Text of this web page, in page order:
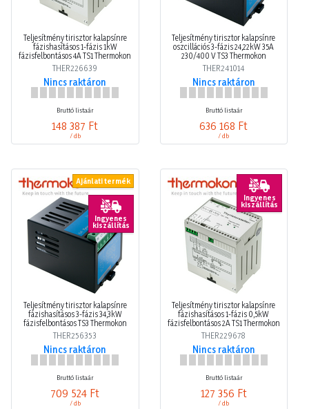
Teljesítmény tirisztor kalapsínre
fázishasításos 1-fázis 1kW
fázisfelbontásos 4A TS1 Thermokon
THER226639
Nincs raktáron
Bruttó listaár
148 387 Ft
/ db
Teljesítmény tirisztor kalapsínre
oszcillációs 3-fázis 24,22kW 35A
230/400 V TS3 Thermokon
THER241014
Nincs raktáron
Bruttó listaár
636 168 Ft
/ db
Ajánlati termék
Ingyenes
kiszállítás
Teljesítmény tirisztor kalapsínre
fázishasításos 3-fázis 34,3kW
fázisfelbontásos TS3 Thermokon
THER256353
Nincs raktáron
Bruttó listaár
709 524 Ft
/ db
Ingyenes
kiszállítás
Teljesítmény tirisztor kalapsínre
fázishasításos 1-fázis 0,5kW
fázisfelbontásos 2A TS1 Thermokon
THER229678
Nincs raktáron
Bruttó listaár
127 356 Ft
/ db